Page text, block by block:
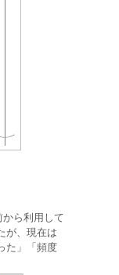
ら利用して
が、現在は
た」「頻度